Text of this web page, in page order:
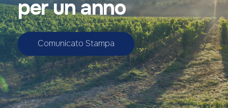
per un anno
Comunicato Stampa